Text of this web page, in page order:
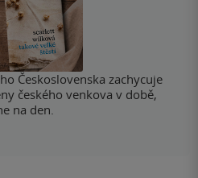
Československa zachycuje
českého venkova v době,
na den.